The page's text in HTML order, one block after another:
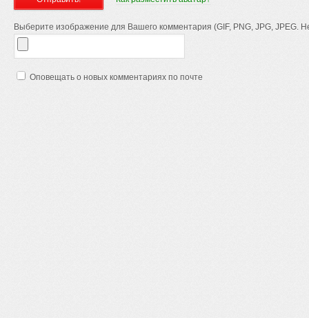
Выберите изображение для Вашего комментария (GIF, PNG, JPG, JPEG.
Оповещать о новых комментариях по почте